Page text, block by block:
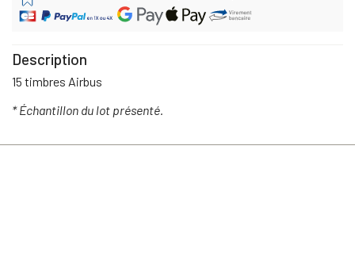
Description
15 timbres Airbus
* Échantillon du lot présenté.